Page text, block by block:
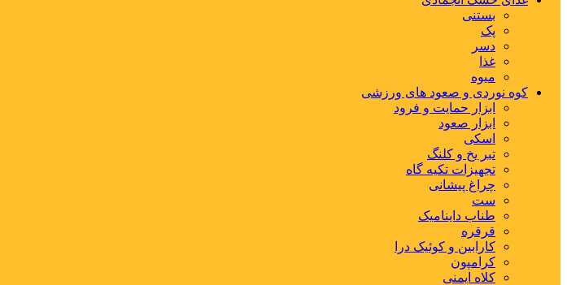
بستنی
پک
دسر
غذا
میوه
کوه نوردی و صعود های ورزشی
ابزار حمایت و فرود
ابزار صعود
اسکی
تبر یخ و کلنگ
تجهیزات تکیه گاه
چراغ پیشانی
ست
طناب داینامیک
قرقره
کارابین و کوئیک درا
کرامپون
کلاه ایمنی